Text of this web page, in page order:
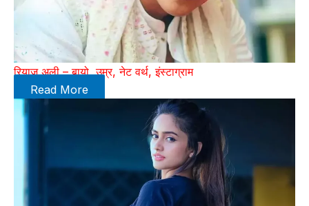
रियाज अली – बायो, उम्र, नेट वर्थ, इंस्टाग्राम
Read More